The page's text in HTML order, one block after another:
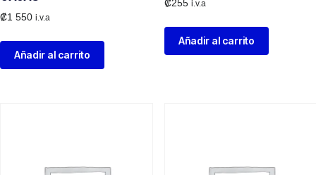
₡1 550 i.v.a
Añadir al carrito
₡255 i.v.a
Añadir al carrito